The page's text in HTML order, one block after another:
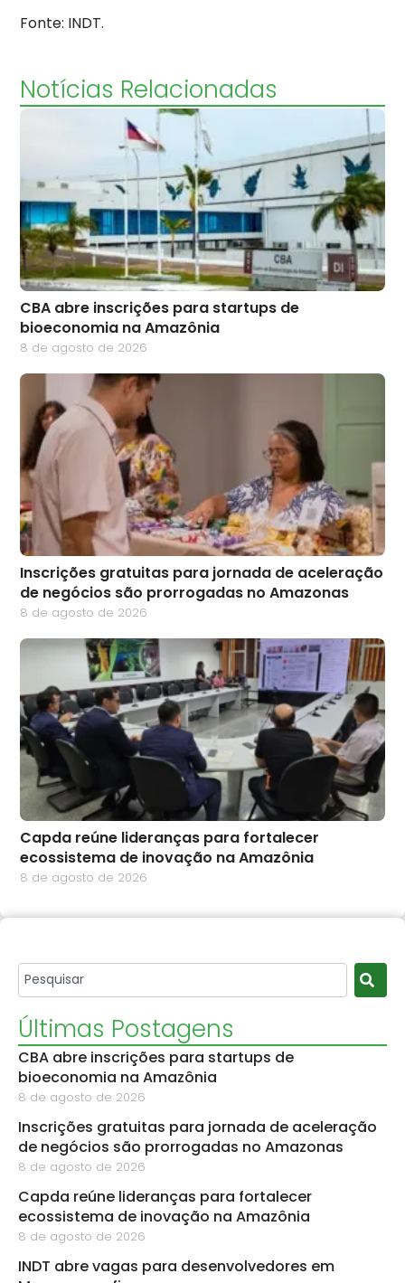
Fonte: INDT.
Notícias Relacionadas
CBA abre inscrições para startups de
bioeconomia na Amazônia
8 de agosto de 2026
Inscrições gratuitas para jornada de aceleração
de negócios são prorrogadas no Amazonas
8 de agosto de 2026
Capda reúne lideranças para fortalecer
ecossistema de inovação na Amazônia
8 de agosto de 2026
Últimas Postagens
CBA abre inscrições para startups de
bioeconomia na Amazônia
8 de agosto de 2026
Inscrições gratuitas para jornada de aceleração
de negócios são prorrogadas no Amazonas
8 de agosto de 2026
Capda reúne lideranças para fortalecer
ecossistema de inovação na Amazônia
8 de agosto de 2026
INDT abre vagas para desenvolvedores em